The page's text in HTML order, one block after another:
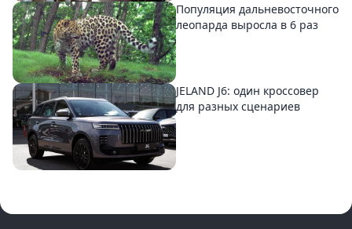
Популяция дальневосточного
леопарда выросла в 6 раз
JELAND J6: один кроссовер
для разных сценариев